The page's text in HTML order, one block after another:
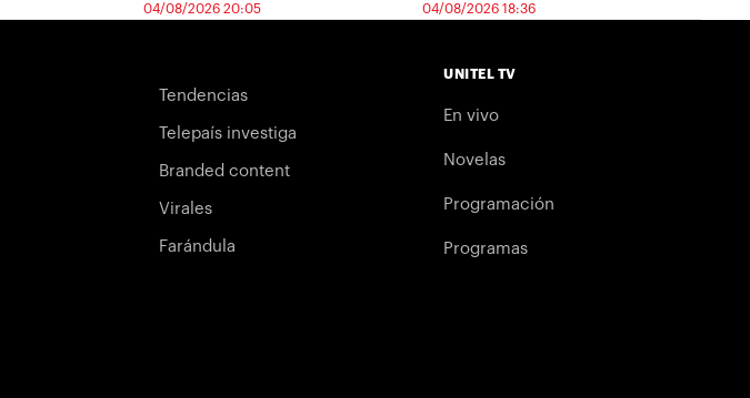
04/08/2026 20:05 04/08/2026 18:36
Tendencias
Telepaís investiga
Branded content
Virales
Farándula
UNITEL TV
En vivo
Novelas
Programación
Programas